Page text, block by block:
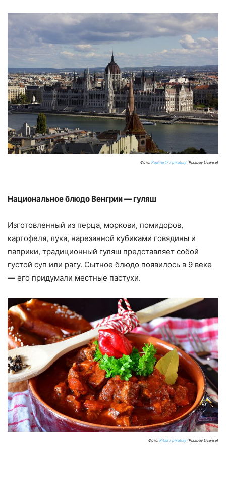
Фото: Pauline_17 / pixabay (Pixabay License)
Национальное блюдо Венгрии — гуляш
Изготовленный из перца, моркови, помидоров,
картофеля, лука, нарезанной кубиками говядины и
паприки, традиционный гуляш представляет собой
густой суп или рагу. Сытное блюдо появилось в 9 веке
— его придумали местные пастухи.
Фото: RitaE / pixabay (Pixabay License)